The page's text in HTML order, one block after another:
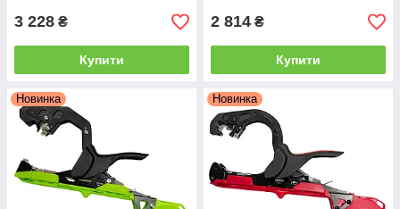
3 228 ₴
Купити
2 814 ₴
Купити
Новинка Новинка